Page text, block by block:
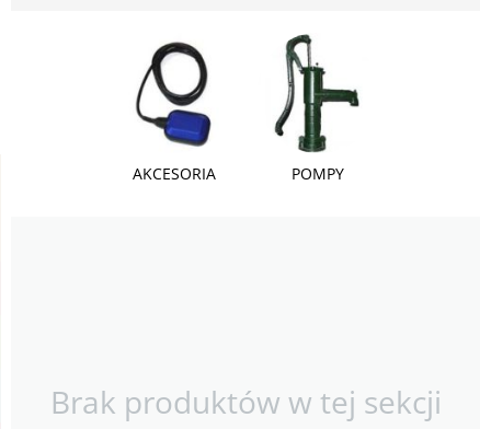
AKCESORIA POMPY
Brak produktów w tej sekcji